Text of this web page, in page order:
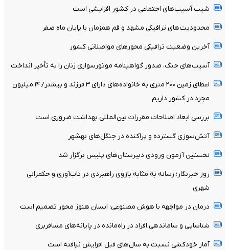
شیب آسیب‌های اجتماعی در کشور افزایشی است
محدودیت‌های ترافیکی مشهد و قم همزمان با پایان ماه صفر
آخرین وضعیت ترافیکی محورهای مواصلاتی کشور
آسیب‌های جنگ، صدور گواهینامه موتورسواری زنان را به تأخیر انداخت
اعطای زمین ۲۰۰ متری به خانواده‌های دارای ۳ فرزند و بیشتر/ ۱۴ میلیون
مجرد در کشور داریم
بررسی ابعاد اصلاحات مقررات بین‌المللی بهداشت ضروری است
آتش‌سوزی گسترده و پراکنده در جنگل‌های بهشهر
نخستین آزمون ورودی دبیرستان‌های پلیس برگزار شد
روز خبرنگار؛ رسانه به مثابه بازوی راهبردی در تاب‌آوری و حکمرانی
شهری
درمان در مواجهه با هوش مصنوعی؛ انسان هنوز محور تصمیم است
شناسایی و ساماندهی افراد در راه‌مانده در پایانه‌های مسافربری
آمار خودکشی نسبت به سال‌های قبل افزایش نیافته است